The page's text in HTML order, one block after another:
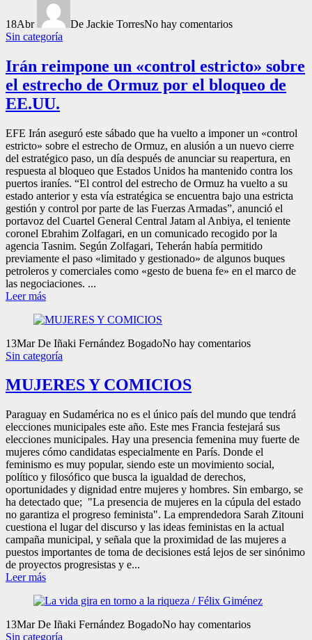
18Abr De Jackie TorresNo hay comentarios
Sin categoría
Irán reimpone un «control estricto» sobre
el estrecho de Ormuz por el bloqueo de
EE.UU.
EFE Irán aseguró este sábado que ha vuelto a imponer un «control
estricto» sobre el estrecho de Ormuz, en alusión a un nuevo cierre
del estratégico paso, un día después de anunciar su reapertura, en
respuesta al bloqueo que Estados Unidos ha mantenido contra los
puertos iraníes. “El control del estrecho de Ormuz ha vuelto a su
estado anterior y esta vía estratégica se encuentra bajo una estricta
gestión y control por parte de las Fuerzas Armadas”, anunció el
portavoz del Cuartel General Central Jatam al Anbiya, el teniente
coronel Ebrahim Zolfagari, en un comunicado recogido por la
agencia Tasnim. Según Zolfagari, Teherán había permitido
previamente el paso «limitado y gestionado» de algunos buques
petroleros y comerciales como «gesto de buena fe» en el marco de
las negociaciones. ...
Leer más
13Mar De Iñaki Fernández BogadoNo hay comentarios
Sin categoría
MUJERES Y COMICIOS
Paraguay en Sudamérica no es el único país del mundo que tendrá
elecciones municipales este año. Este mes Francia festejará sus
elecciones municipales. Hay una presencia femenina muy fuerte de
mujeres cómo candidatas especialmente en París. Donde el
feminismo es muy popular, siendo este un movimiento social,
político y filosófico que busca la igualdad de derechos,
oportunidades y dignidad entre mujeres y hombres. Sin embargo, se
ha detectado que; "La presencia de mujeres en la cúpula del estado
no garantiza el progreso feminista". La emprendedora Sarah Zitouni
cuestiona el lugar del discurso y las ideas feministas en la actual
campaña municipal, y señala que la proximidad de las mujeres a
puestos importantes de toma de decisiones está lejos de ser sinónimo
de proyectos progresistas y e...
Leer más
13Mar De Iñaki Fernández BogadoNo hay comentarios
Sin categoría